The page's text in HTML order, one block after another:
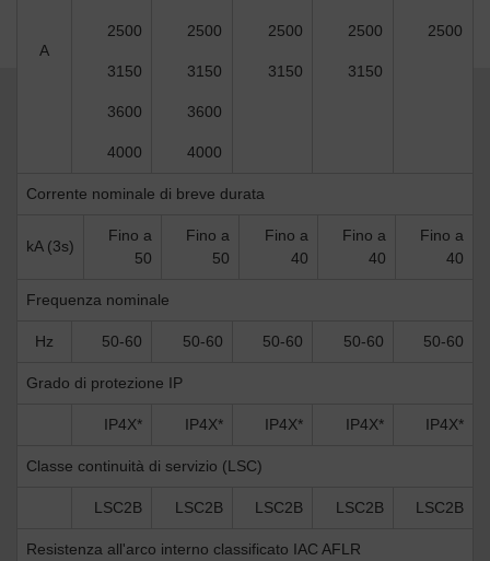
A
2500
3150
3600
4000
2500
3150
3600
4000
2500
3150
2500
3150
2500
Corrente nominale di breve durata
kA (3s)
Fino a
50
Fino a
50
Fino a
40
Fino a
40
Fino a
40
Frequenza nominale
Hz 50-60 50-60 50-60 50-60 50-60
Grado di protezione IP
IP4X* IP4X* IP4X* IP4X* IP4X*
Classe continuità di servizio (LSC)
LSC2B LSC2B LSC2B LSC2B LSC2B
Resistenza all'arco interno classificato IAC AFLR